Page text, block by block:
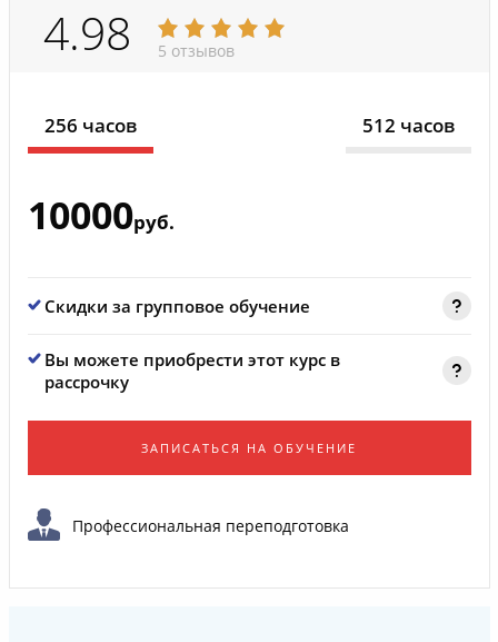
4.98 5 отзывов
256 часов 512 часов
10000руб.
Скидки за групповое обучение
Вы можете приобрести этот курс в
рассрочку
ЗАПИСАТЬСЯ НА ОБУЧЕНИЕ
Профессиональная переподготовка